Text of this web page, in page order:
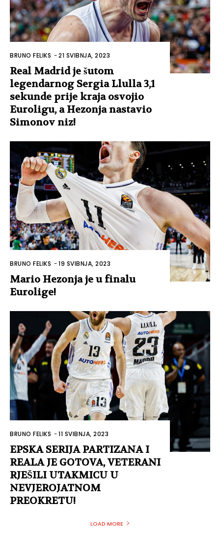
BRUNO FELIKS -21 SVIBNJA, 2023
Real Madrid je šutom
legendarnog Sergia Llulla 3,1
sekunde prije kraja osvojio
Euroligu, a Hezonja nastavio
Simonov niz!
BRUNO FELIKS -19 SVIBNJA, 2023
Mario Hezonja je u finalu
Eurolige!
BRUNO FELIKS -11 SVIBNJA, 2023
EPSKA SERIJA PARTIZANA I
REALA JE GOTOVA, VETERANI
RJEŠILI UTAKMICU U
NEVJEROJATNOM
PREOKRETU!
LOAD MORE